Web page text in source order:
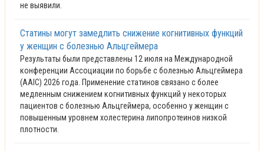
не выявили.
Статины могут замедлить снижение когнитивных функций
у женщин с болезнью Альцгеймера
Результаты были представлены 12 июля на Международной
конференции Ассоциации по борьбе с болезнью Альцгеймера
(AAIC) 2026 года. Применение статинов связано с более
медленным снижением когнитивных функций у некоторых
пациентов с болезнью Альцгеймера, особенно у женщин с
повышенным уровнем холестерина липопротеинов низкой
плотности.